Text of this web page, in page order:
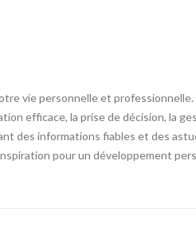
vie personnelle et professionnelle.
efficace, la prise de décision, la
des informations fiables et des
pour un développement